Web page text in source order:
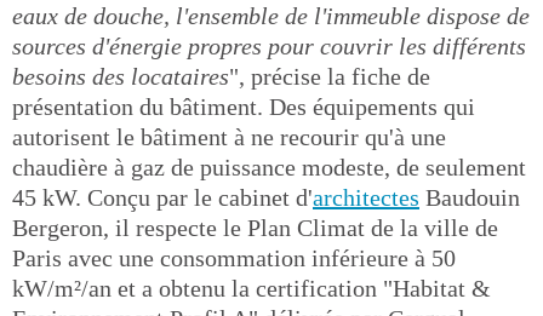
eaux de douche, l'ensemble de l'immeuble dispose de
sources d'énergie propres pour couvrir les différents
besoins des locataires", précise la fiche de
présentation du bâtiment. Des équipements qui
autorisent le bâtiment à ne recourir qu'à une
chaudière à gaz de puissance modeste, de seulement
45 kW. Conçu par le cabinet d'architectes Baudouin
Bergeron, il respecte le Plan Climat de la ville de
Paris avec une consommation inférieure à 50
kW/m²/an et a obtenu la certification "Habitat &